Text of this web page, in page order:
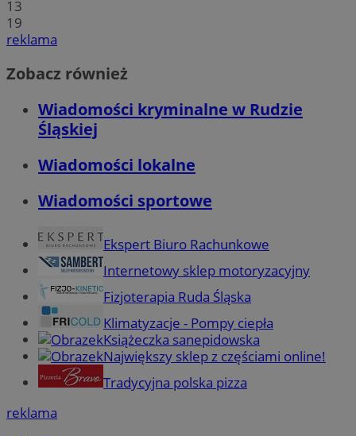
13
19
reklama
Zobacz również
Wiadomości kryminalne w Rudzie
Śląskiej
Wiadomości lokalne
Wiadomości sportowe
Ekspert Biuro Rachunkowe
Internetowy sklep motoryzacyjny
Fizjoterapia Ruda Śląska
Klimatyzacje - Pompy ciepła
Książeczka sanepidowska
Największy sklep z częściami online!
Tradycyjna polska pizza
reklama